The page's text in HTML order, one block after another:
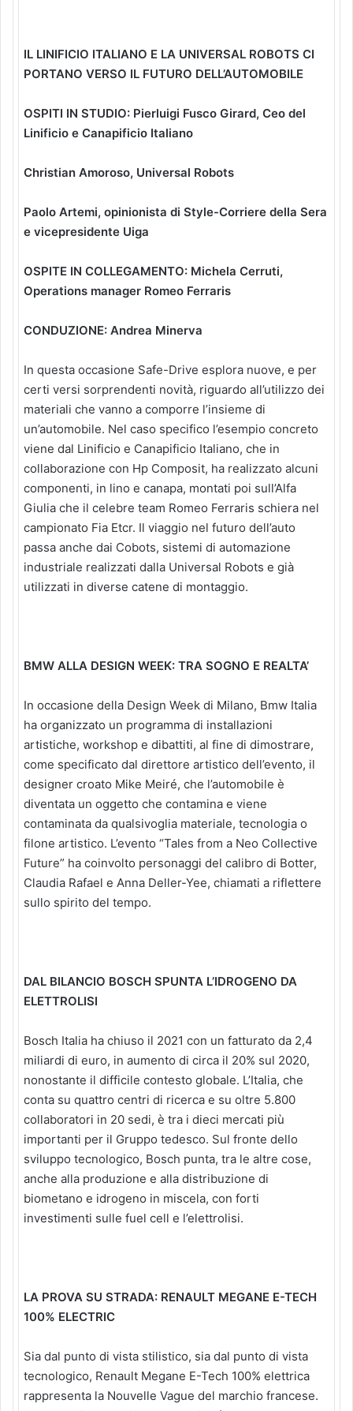
IL LINIFICIO ITALIANO E LA UNIVERSAL ROBOTS CI
PORTANO VERSO IL FUTURO DELL’AUTOMOBILE
OSPITI IN STUDIO: Pierluigi Fusco Girard, Ceo del
Linificio e Canapificio Italiano
Christian Amoroso, Universal Robots
Paolo Artemi, opinionista di Style-Corriere della Sera
e vicepresidente Uiga
OSPITE IN COLLEGAMENTO: Michela Cerruti,
Operations manager Romeo Ferraris
CONDUZIONE: Andrea Minerva
In questa occasione Safe-Drive esplora nuove, e per
certi versi sorprendenti novità, riguardo all’utilizzo dei
materiali che vanno a comporre l’insieme di
un’automobile. Nel caso specifico l’esempio concreto
viene dal Linificio e Canapificio Italiano, che in
collaborazione con Hp Composit, ha realizzato alcuni
componenti, in lino e canapa, montati poi sull’Alfa
Giulia che il celebre team Romeo Ferraris schiera nel
campionato Fia Etcr. Il viaggio nel futuro dell’auto
passa anche dai Cobots, sistemi di automazione
industriale realizzati dalla Universal Robots e già
utilizzati in diverse catene di montaggio.
BMW ALLA DESIGN WEEK: TRA SOGNO E REALTA’
In occasione della Design Week di Milano, Bmw Italia
ha organizzato un programma di installazioni
artistiche, workshop e dibattiti, al fine di dimostrare,
come specificato dal direttore artistico dell’evento, il
designer croato Mike Meiré, che l’automobile è
diventata un oggetto che contamina e viene
contaminata da qualsivoglia materiale, tecnologia o
filone artistico. L’evento “Tales from a Neo Collective
Future” ha coinvolto personaggi del calibro di Botter,
Claudia Rafael e Anna Deller-Yee, chiamati a riflettere
sullo spirito del tempo.
DAL BILANCIO BOSCH SPUNTA L’IDROGENO DA
ELETTROLISI
Bosch Italia ha chiuso il 2021 con un fatturato da 2,4
miliardi di euro, in aumento di circa il 20% sul 2020,
nonostante il difficile contesto globale. L’Italia, che
conta su quattro centri di ricerca e su oltre 5.800
collaboratori in 20 sedi, è tra i dieci mercati più
importanti per il Gruppo tedesco. Sul fronte dello
sviluppo tecnologico, Bosch punta, tra le altre cose,
anche alla produzione e alla distribuzione di
biometano e idrogeno in miscela, con forti
investimenti sulle fuel cell e l’elettrolisi.
LA PROVA SU STRADA: RENAULT MEGANE E-TECH
100% ELECTRIC
Sia dal punto di vista stilistico, sia dal punto di vista
tecnologico, Renault Megane E-Tech 100% elettrica
rappresenta la Nouvelle Vague del marchio francese.